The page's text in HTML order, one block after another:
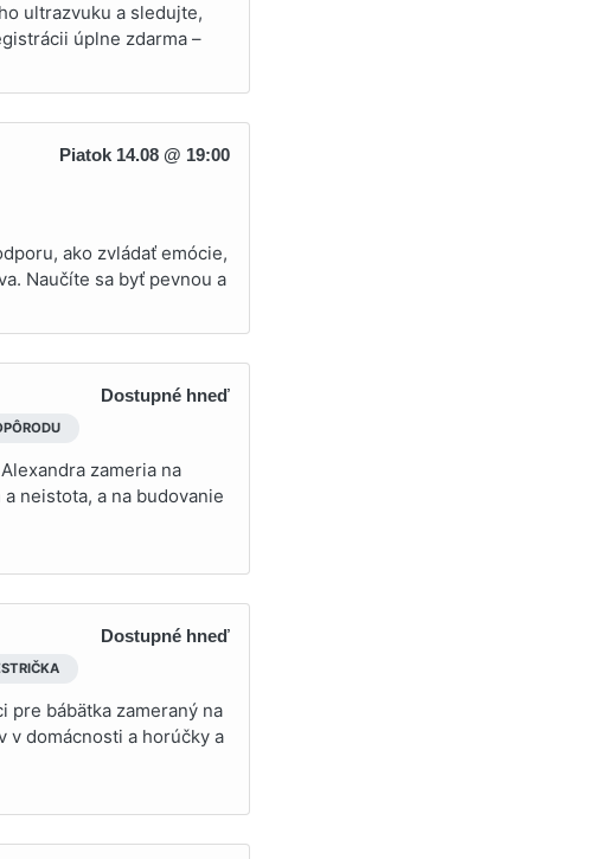
ultrazvuku a sledujte,
úplne zdarma –
Piatok 14.08 @ 19:00
ako zvládať emócie,
Naučíte sa byť pevnou a
Dostupné hneď
zameria na
neistota, a na budovanie
Dostupné hneď
pre bábätka zameraný na
v domácnosti a horúčky a